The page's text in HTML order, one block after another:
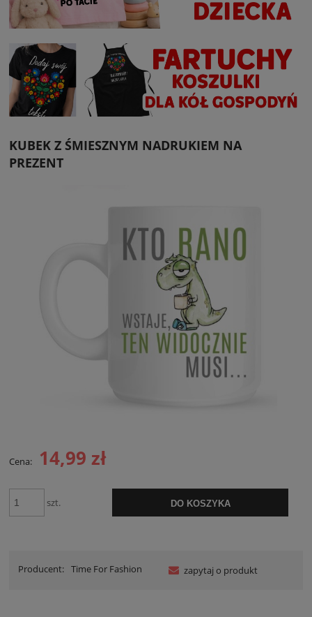
KUBEK Z ŚMIESZNYM NADRUKIEM NA
PREZENT
Cena: 14,99 zł
szt. DO KOSZYKA
Producent: Time For Fashion zapytaj o produkt